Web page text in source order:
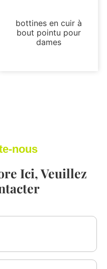
bottines en cuir à
bout pointu pour
dames
nous
Ici, Veuillez